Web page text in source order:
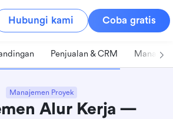
Hubungi kami Coba gratis
Penjualan & CRM
Manajemen Proyek
Alur Kerja —